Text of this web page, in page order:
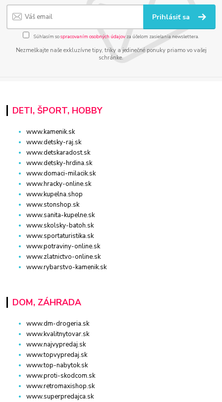
Prihlásiť sa
Súhlasím sospracovaním osobných údajov za účelom zasielania newslettera.
Nezmeškajte naše exkluzívne tipy, triky a jedinečné ponuky priamo vo vašej
schránke.
DETI, ŠPORT, HOBBY
www.kamenik.sk
www.detsky-raj.sk
www.detskaradost.sk
www.detsky-hrdina.sk
www.domaci-milacik.sk
www.hracky-online.sk
www.kupelna.shop
www.stonshop.sk
www.sanita-kupelne.sk
www.skolsky-batoh.sk
www.sportaturistika.sk
www.potraviny-online.sk
www.zlatnictvo-online.sk
www.rybarstvo-kamenik.sk
DOM, ZÁHRADA
www.dm-drogeria.sk
www.kvalitnytovar.sk
www.najvypredaj.sk
www.topvypredaj.sk
www.top-nabytok.sk
www.proti-skodcom.sk
www.retromaxishop.sk
www.superpredajca.sk